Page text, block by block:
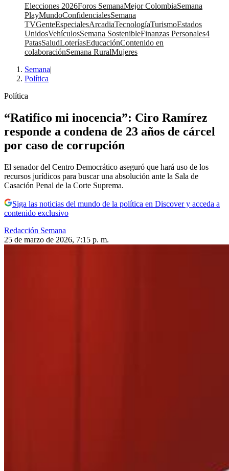
Elecciones 2026Foros SemanaMejor ColombiaSemana
PlayMundoConfidencialesSemana
TVGenteEspecialesArcadiaTecnologíaTurismoEstados
UnidosVehículosSemana SostenibleFinanzas Personales4
PatasSaludLoteríasEducaciónContenido en
colaboraciónSemana RuralMujeres
Semana|
Política
Política
“Ratifico mi inocencia”: Ciro Ramírez
responde a condena de 23 años de cárcel
por caso de corrupción
El senador del Centro Democrático aseguró que hará uso de los
recursos jurídicos para buscar una absolución ante la Sala de
Casación Penal de la Corte Suprema.
Siga las noticias del mundo de la política en Discover y acceda a
contenido exclusivo
Redacción Semana
25 de marzo de 2026, 7:15 p. m.